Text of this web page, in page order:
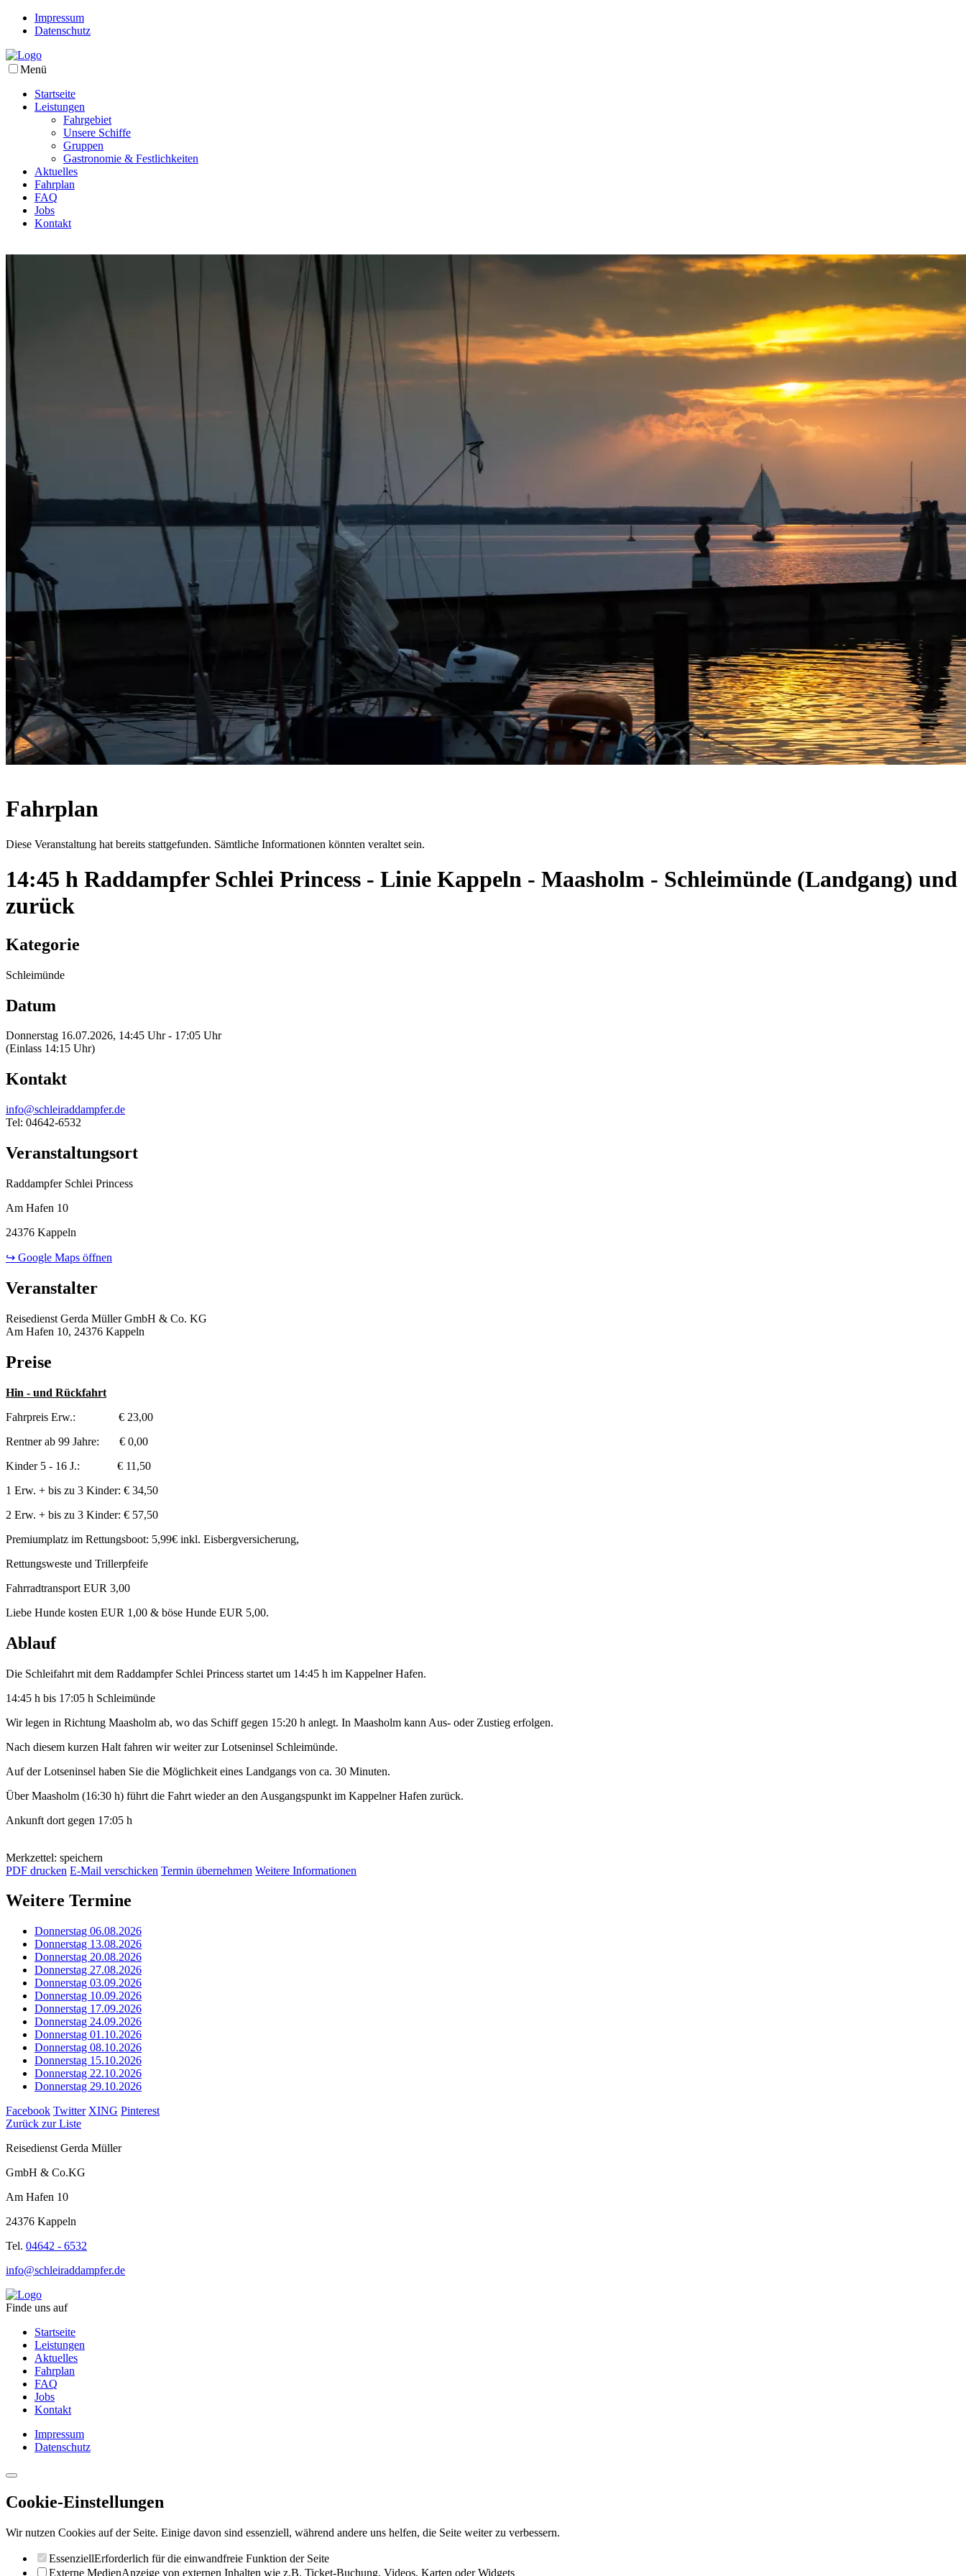
Impressum
Datenschutz
Menü
Startseite
Leistungen
Fahrgebiet
Unsere Schiffe
Gruppen
Gastronomie & Festlichkeiten
Aktuelles
Fahrplan
FAQ
Jobs
Kontakt
Fahrplan
Diese Veranstaltung hat bereits stattgefunden. Sämtliche Informationen könnten veraltet sein.
14:45 h Raddampfer Schlei Princess - Linie Kappeln - Maasholm - Schleimünde (Landgang) und
zurück
Kategorie
Schleimünde
Datum
Donnerstag 16.07.2026, 14:45 Uhr - 17:05 Uhr
(Einlass 14:15 Uhr)
Kontakt
info@schleiraddampfer.de
Tel: 04642-6532
Veranstaltungsort
Raddampfer Schlei Princess
Am Hafen 10
24376 Kappeln
↪ Google Maps öffnen
Veranstalter
Reisedienst Gerda Müller GmbH & Co. KG
Am Hafen 10, 24376 Kappeln
Preise
Hin - und Rückfahrt
Fahrpreis Erw.: € 23,00
Rentner ab 99 Jahre: € 0,00
Kinder 5 - 16 J.: € 11,50
1 Erw. + bis zu 3 Kinder: € 34,50
2 Erw. + bis zu 3 Kinder: € 57,50
Premiumplatz im Rettungsboot: 5,99€ inkl. Eisbergversicherung,
Rettungsweste und Trillerpfeife
Fahrradtransport EUR 3,00
Liebe Hunde kosten EUR 1,00 & böse Hunde EUR 5,00.
Ablauf
Die Schleifahrt mit dem Raddampfer Schlei Princess startet um 14:45 h im Kappelner Hafen.
14:45 h bis 17:05 h Schleimünde
Wir legen in Richtung Maasholm ab, wo das Schiff gegen 15:20 h anlegt. In Maasholm kann Aus- oder Zustieg erfolgen.
Nach diesem kurzen Halt fahren wir weiter zur Lotseninsel Schleimünde.
Auf der Lotseninsel haben Sie die Möglichkeit eines Landgangs von ca. 30 Minuten.
Über Maasholm (16:30 h) führt die Fahrt wieder an den Ausgangspunkt im Kappelner Hafen zurück.
Ankunft dort gegen 17:05 h
Merkzettel: speichern
PDF drucken E-Mail verschicken Termin übernehmen Weitere Informationen
Weitere Termine
Donnerstag 06.08.2026
Donnerstag 13.08.2026
Donnerstag 20.08.2026
Donnerstag 27.08.2026
Donnerstag 03.09.2026
Donnerstag 10.09.2026
Donnerstag 17.09.2026
Donnerstag 24.09.2026
Donnerstag 01.10.2026
Donnerstag 08.10.2026
Donnerstag 15.10.2026
Donnerstag 22.10.2026
Donnerstag 29.10.2026
Facebook Twitter XING Pinterest
Zurück zur Liste
Reisedienst Gerda Müller
GmbH & Co.KG
Am Hafen 10
24376 Kappeln
Tel. 04642 - 6532
info@schleiraddampfer.de
Finde uns auf
Startseite
Leistungen
Aktuelles
Fahrplan
FAQ
Jobs
Kontakt
Impressum
Datenschutz
Cookie-Einstellungen
Wir nutzen Cookies auf der Seite. Einige davon sind essenziell, während andere uns helfen, die Seite weiter zu verbessern.
EssenziellErforderlich für die einwandfreie Funktion der Seite
Externe MedienAnzeige von externen Inhalten wie z.B. Ticket-Buchung, Videos, Karten oder Widgets